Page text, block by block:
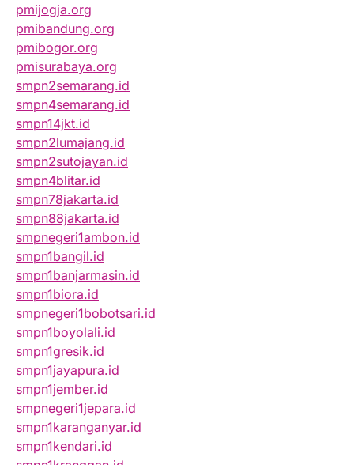
pmijogja.org
pmibandung.org
pmibogor.org
pmisurabaya.org
smpn2semarang.id
smpn4semarang.id
smpn14jkt.id
smpn2lumajang.id
smpn2sutojayan.id
smpn4blitar.id
smpn78jakarta.id
smpn88jakarta.id
smpnegeri1ambon.id
smpn1bangil.id
smpn1banjarmasin.id
smpn1biora.id
smpnegeri1bobotsari.id
smpn1boyolali.id
smpn1gresik.id
smpn1jayapura.id
smpn1jember.id
smpnegeri1jepara.id
smpn1karanganyar.id
smpn1kendari.id